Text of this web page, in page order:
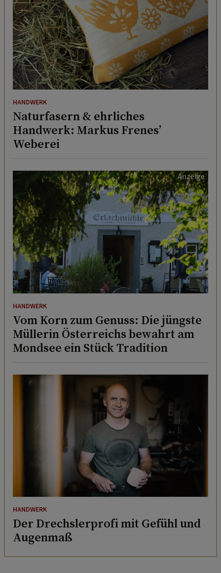
HANDWERK
Naturfasern & ehrliches
Handwerk: Markus Frenes’
Weberei
HANDWERK
Vom Korn zum Genuss: Die jüngste
Müllerin Österreichs bewahrt am
Mondsee ein Stück Tradition
HANDWERK
Der Drechslerprofi mit Gefühl und
Augenmaß